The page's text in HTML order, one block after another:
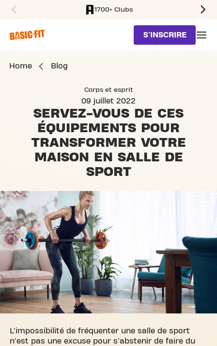
1700+ Clubs
S'INSCRIRE
Home Blog
Corps et esprit
09 juillet 2022
SERVEZ-VOUS DE CES
ÉQUIPEMENTS POUR
TRANSFORMER VOTRE
MAISON EN SALLE DE
SPORT
L'impossibilité de fréquenter une salle de sport
n'est pas une excuse pour s'abstenir de faire du